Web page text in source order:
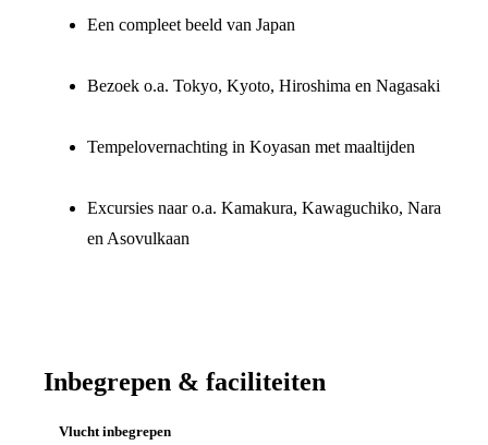
Een compleet beeld van Japan
Bezoek o.a. Tokyo, Kyoto, Hiroshima en Nagasaki
Tempelovernachting in Koyasan met maaltijden
Excursies naar o.a. Kamakura, Kawaguchiko, Nara
en Asovulkaan
Inbegrepen & faciliteiten
Vlucht inbegrepen